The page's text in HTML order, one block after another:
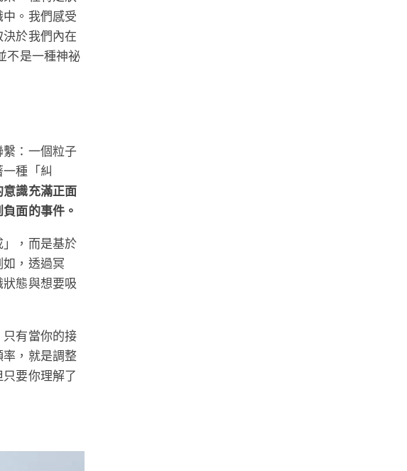
。我們感受
於我們內在
不是一種神祕
：一個粒子
種「糾
意識充滿正面
面的事件。
，而是基於
，透過冥
態與想要吸
有當你的接
，就是調整
要你理解了